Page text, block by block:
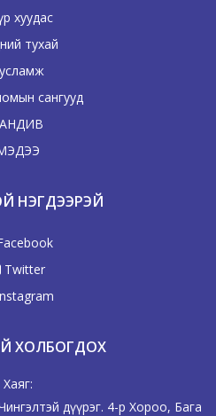
хуудас
тухай
сангууд
НЭГДЭЭРЭЙ
Twitter
ХОЛБОГДОХ
Хаяг:
дүүрэг. 4-р Хороо, Бага